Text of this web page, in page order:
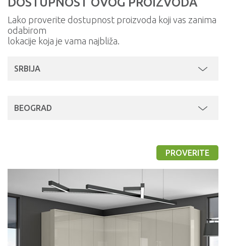
Lako proverite dostupnost proizvoda koji vas zanima
odabirom
lokacije koja je vama najbliža.
SRBIJA
BEOGRAD
PROVERITE